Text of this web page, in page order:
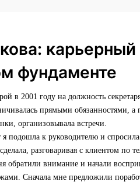
карьерный
фундаменте
в 2001 году на должность
прямыми обязанностями,
организовывала встречи.
подошла к руководителю и
разговаривая с клиентом по
обратили внимание и начали
Сначала мне предложили